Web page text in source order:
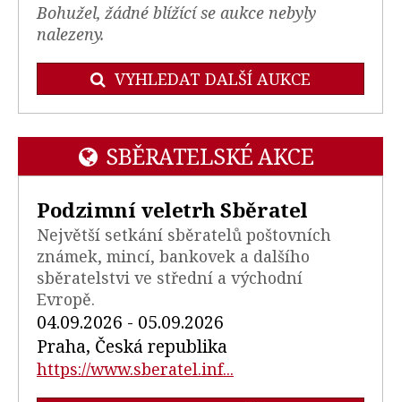
Bohužel, žádné blížící se aukce nebyly
nalezeny.
VYHLEDAT DALŠÍ AUKCE
SBĚRATELSKÉ AKCE
Podzimní veletrh Sběratel
Největší setkání sběratelů poštovních
známek, mincí, bankovek a dalšího
sběratelstvi ve střední a východní
Evropě.
04.09.2026 - 05.09.2026
Praha, Česká republika
https://www.sberatel.inf...